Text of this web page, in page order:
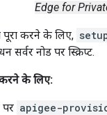
Edge for
पूरा करने के लिए,
नोड पर स्क्रिप्ट.
के लिए:
पर apigee-